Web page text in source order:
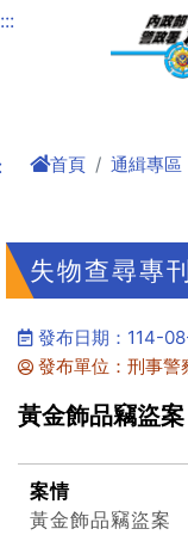
進入內容區塊
:::
首頁 通緝專區
失物查尋專刊
發布日期：114-
發布單位：刑事警
黃金飾品竊盜案
案情
黃金飾品竊盜案